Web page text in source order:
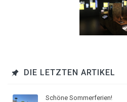
DIE LETZTEN ARTIKEL
Schöne Sommerferien!